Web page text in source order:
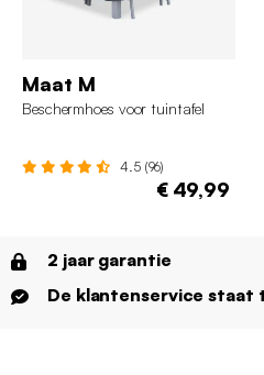
Maat M
Beschermhoes voor tuintafel
4.5 (96)
€ 49,99
2 jaar garantie
De klantenservice staat